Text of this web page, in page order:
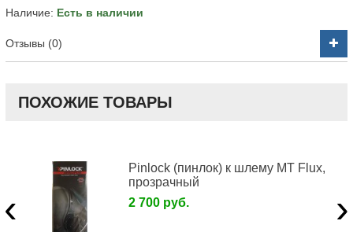
Наличие: Есть в наличии
Отзывы (0)
ПОХОЖИЕ ТОВАРЫ
Pinlock (пинлок) к шлему MT Flux,
прозрачный
2 700 руб.
‹ ›